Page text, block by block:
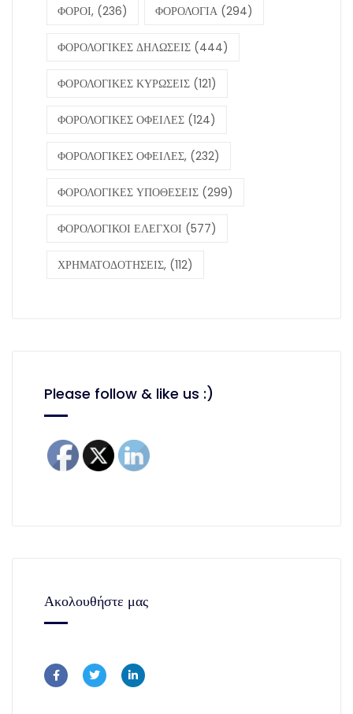
ΦΟΡΟΙ, (236) ΦΟΡΟΛΟΓΙΑ (294)
ΦΟΡΟΛΟΓΙΚΕΣ ΔΗΛΩΣΕΙΣ (444)
ΦΟΡΟΛΟΓΙΚΕΣ ΚΥΡΩΣΕΙΣ (121)
ΦΟΡΟΛΟΓΙΚΕΣ ΟΦΕΙΛΕΣ (124)
ΦΟΡΟΛΟΓΙΚΕΣ ΟΦΕΙΛΕΣ, (232)
ΦΟΡΟΛΟΓΙΚΕΣ ΥΠΟΘΕΣΕΙΣ (299)
ΦΟΡΟΛΟΓΙΚΟΙ ΕΛΕΓΧΟΙ (577)
ΧΡΗΜΑΤΟΔΟΤΗΣΕΙΣ, (112)
Please follow & like us :)
Ακολουθήστε μας